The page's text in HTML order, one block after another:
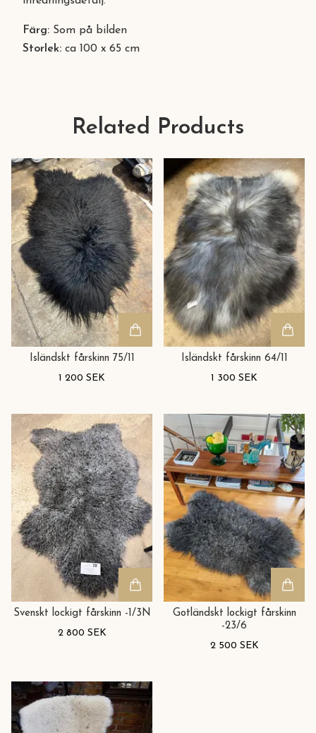
Färg: Som på bilden
Storlek: ca 100 x 65 cm
Related Products
Isländskt fårskinn 75/11
1 200 SEK
Isländskt fårskinn 64/11
1 300 SEK
Svenskt lockigt fårskinn -1/3N
2 800 SEK
Gotländskt lockigt fårskinn
-23/6
2 500 SEK